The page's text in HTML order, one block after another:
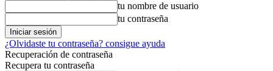
tu nombre de usuario
tu contraseña
¿Olvidaste tu contraseña? consigue ayuda
Recuperación de contraseña
Recupera tu contraseña